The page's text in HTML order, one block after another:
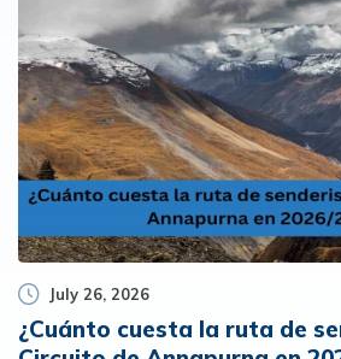
July 26, 2026
¿Cuánto cuesta la ruta de